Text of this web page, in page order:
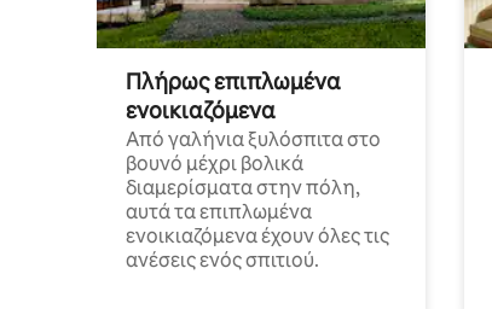
Πλήρως επιπλωμένα
ενοικιαζόμενα
Από γαλήνια ξυλόσπιτα στο
βουνό μέχρι βολικά
διαμερίσματα στην πόλη,
αυτά τα επιπλωμένα
ενοικιαζόμενα έχουν όλες τις
ανέσεις ενός σπιτιού.